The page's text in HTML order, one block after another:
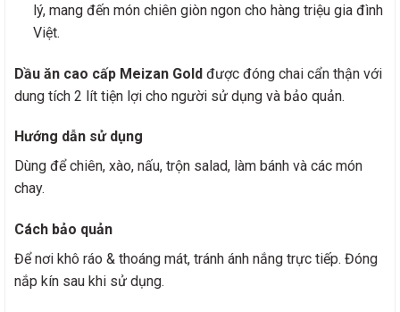
lý, mang đến món chiên giòn ngon cho hàng triệu gia đình
Việt.
Dầu ăn cao cấp Meizan Gold được đóng chai cẩn thận với
dung tích 2 lít tiện lợi cho người sử dụng và bảo quản.
Hướng dẫn sử dụng
Dùng để chiên, xào, nấu, trộn salad, làm bánh và các món
chay.
Cách bảo quản
Để nơi khô ráo & thoáng mát, tránh ánh nắng trực tiếp. Đóng
nắp kín sau khi sử dụng.